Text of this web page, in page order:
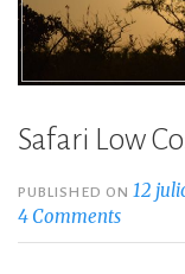
Safari Low
PUBLISHED ON12
4 Comments